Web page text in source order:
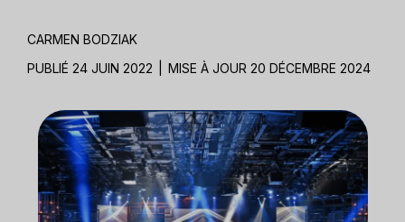
CARMEN BODZIAK
PUBLIÉ 24 JUIN 2022
MISE À JOUR 20 DÉCEMBRE 2024